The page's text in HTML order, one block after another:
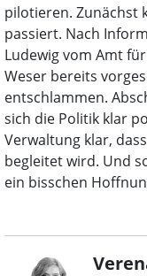
pilotieren. Zunächst
passiert. Nach
Ludewig vom Amt
Weser bereits
entschlammen.
sich die Politik klar
Verwaltung klar,
begleitet wird. Und
ein bisschen